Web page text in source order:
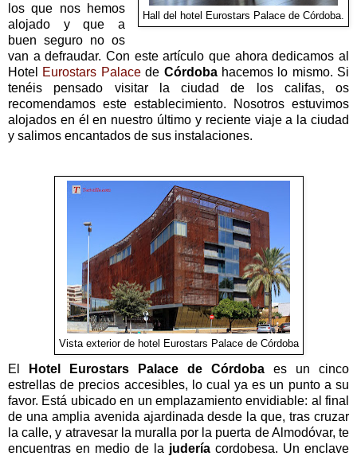
Hall del hotel Eurostars Palace de Córdoba.
los que nos hemos
alojado y que a
buen seguro no os
van a defraudar. Con este artículo que ahora dedicamos al
Hotel Eurostars Palacede Córdoba hacemos lo mismo. Si
tenéis pensado visitar la ciudad de los califas, os
recomendamos este establecimiento. Nosotros estuvimos
alojados en él en nuestro último y reciente viaje a la ciudad
y salimos encantados de sus instalaciones.
Vista exterior de hotel Eurostars Palace de Córdoba
El Hotel Eurostars Palace de Córdoba es un cinco
estrellas de precios accesibles, lo cual ya es un punto a su
favor. Está ubicado en un emplazamiento envidiable: al final
de una amplia avenida ajardinada desde la que, tras cruzar
la calle, y atravesar la muralla por la puerta de Almodóvar, te
encuentras en medio de la judería cordobesa. Un enclave